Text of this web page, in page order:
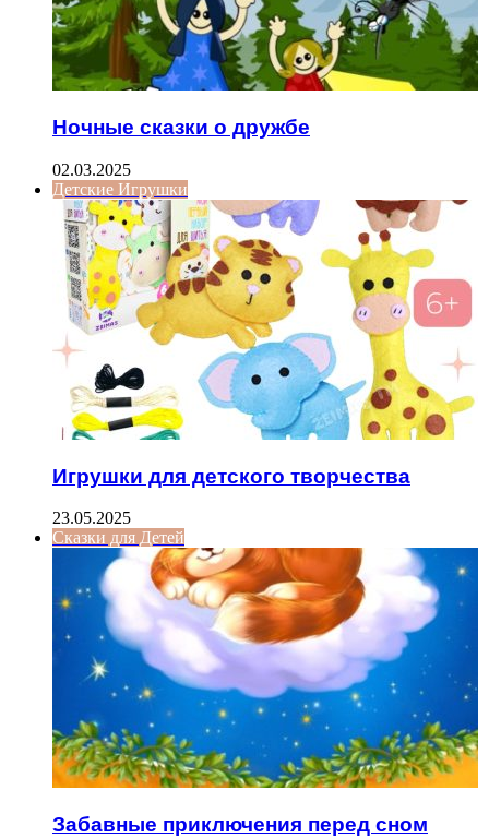
Ночные сказки о дружбе
02.03.2025
Детские Игрушки
Игрушки для детского творчества
23.05.2025
Сказки для Детей
Забавные приключения перед сном